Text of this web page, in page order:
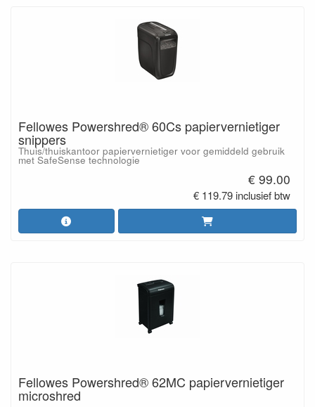
Fellowes Powershred® 60Cs papiervernietiger
snippers
Thuis/thuiskantoor papiervernietiger voor gemiddeld gebruik
met SafeSense technologie
€ 99.00
€ 119.79 inclusief btw
Fellowes Powershred® 62MC papiervernietiger
microshred